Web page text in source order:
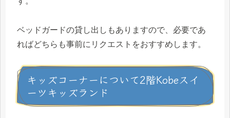
ベッドガードの貸し出しもありますので、必要であ
ればどちらも事前にリクエストをおすすめします。
キッズコーナーについて2階Kobeスイ
ーツキッズランド